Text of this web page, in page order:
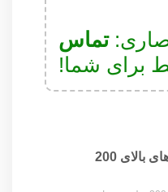
تماس
برای شما!
ارسال رایگان برای سفارش های بالای 200